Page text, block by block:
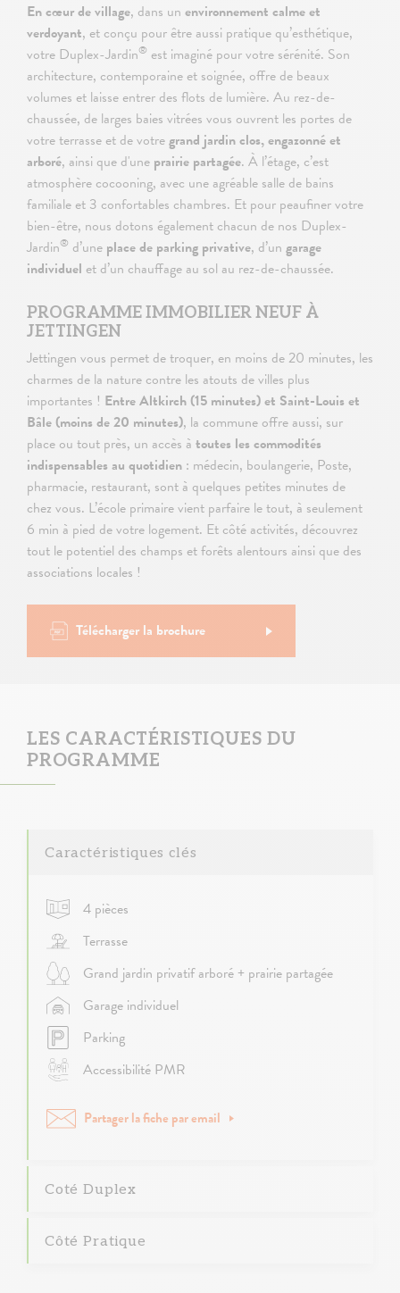
En cœur de village, dans un environnement calme et
verdoyant, et conçu pour être aussi pratique qu’esthétique,
votre Duplex-Jardin® est imaginé pour votre sérénité. Son
architecture, contemporaine et soignée, offre de beaux
volumes et laisse entrer des flots de lumière. Au rez-de-
chaussée, de larges baies vitrées vous ouvrent les portes de
votre terrasse et de votregrand jardin clos, engazonné et
arboré, ainsi que d'une prairie partagée. À l’étage, c’est
atmosphère cocooning, avec une agréable salle de bains
familiale et 3 confortables chambres. Et pour peaufiner votre
bien-être, nous dotons également chacun de nos Duplex-
Jardin® d’une place de parking privative, d’un garage
individuel et d’un chauffage au sol au rez-de-chaussée.
PROGRAMME IMMOBILIER NEUF À
JETTINGEN
Jettingen vous permet de troquer, en moins de 20 minutes, les
charmes de la nature contre les atouts de villes plus
importantes ! Entre Altkirch (15 minutes) et Saint-Louis et
Bâle (moins de 20 minutes), la commune offre aussi, sur
place ou tout près, un accès à toutes les commodités
indispensables au quotidien : médecin, boulangerie, Poste,
pharmacie, restaurant, sont à quelques petites minutes de
chez vous. L’école primaire vient parfaire le tout, à seulement
6 min à pied de votre logement. Et côté activités, découvrez
tout le potentiel des champs et forêts alentours ainsi que des
associations locales !
Télécharger la brochure
LES CARACTÉRISTIQUES DU
PROGRAMME
Caractéristiques clés
4 pièces
Terrasse
Grand jardin privatif arboré + prairie partagée
Garage individuel
Parking
Accessibilité PMR
Partager la fiche par email
Coté Duplex
Côté Pratique